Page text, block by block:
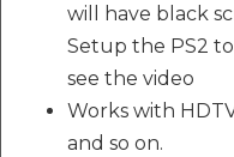
will have black
Setup the PS2
see the video
Works with
and so on.